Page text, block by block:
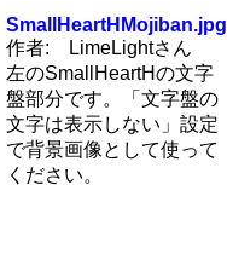
SmallHeartHMojiban.jpg
作者:
LimeLightさん
左のSmallHeartHの文字
盤部分です。「文字盤の
文字は表示しない」設定
で背景画像として使って
ください。